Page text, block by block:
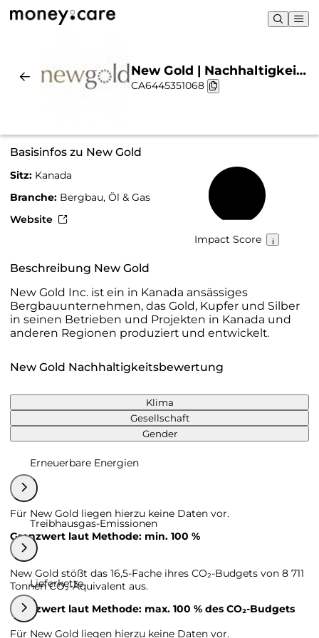
New Gold | Nachhaltigkeit
& Chart
CA6445351068
Basisinfos zu New Gold
Sitz: Kanada
Branche: Bergbau, Öl & Gas
Website
Impact Score
Beschreibung New Gold
New Gold Inc. ist ein in Kanada ansässiges
Bergbauunternehmen, das Gold, Kupfer und Silber
in seinen Betrieben und Projekten in Kanada und
anderen Regionen produziert und entwickelt.
New Gold Nachhaltigkeitsbewertung
Klima
Gesellschaft
Gender
Erneuerbare Energien
Für New Gold liegen hierzu keine Daten vor.
Grenzwert laut Methode: min. 100 %
Treibhausgas-Emissionen
New Gold stößt das 16,5-Fache ihres CO₂-Budgets von 8 711
Tonnen CO₂-Äquivalent aus.
Grenzwert laut Methode: max. 100 % des CO₂-Budgets
Lieferkette
Für New Gold liegen hierzu keine Daten vor.